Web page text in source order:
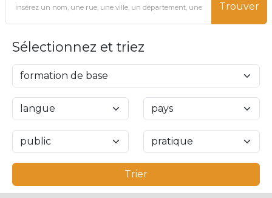
Trouver
Sélectionnez et triez
Trier